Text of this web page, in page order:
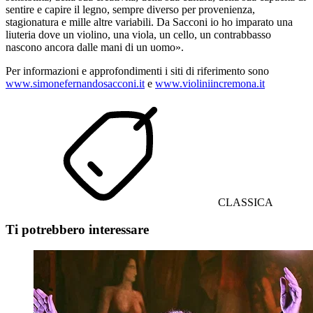
sentire e capire il legno, sempre diverso per provenienza,
stagionatura e mille altre variabili. Da Sacconi io ho imparato una
liuteria dove un violino, una viola, un cello, un contrabbasso
nascono ancora dalle mani di un uomo».
Per informazioni e approfondimenti i siti di riferimento sono
www.simonefernandosacconi.it e www.violiniincremona.it
CLASSICA
Ti potrebbero interessare